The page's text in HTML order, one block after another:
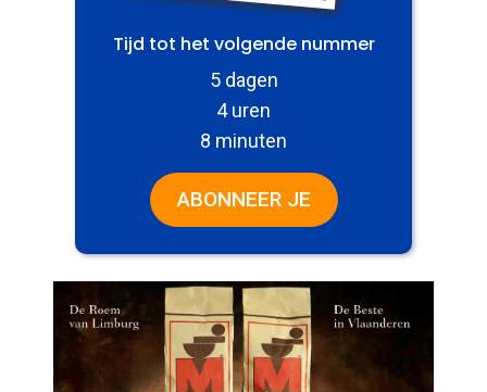
Tijd tot het volgende nummer
5 dagen
4 uren
8 minuten
ABONNEER JE